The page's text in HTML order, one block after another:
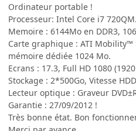
Ordinateur portable !
Processeur: Intel Core i7 720QM.
Memoire : 6144Mo en DDR3,
Carte graphique : ATI Mobility™
mémoire dédiée 1024 Mo.
Ecrans : 17.3, Full HD 1080
Stockage : 2*500Go, Vitesse
Lecteur optique : Graveur
Garantie : 27/09/2012 !
Très bonne état. Bon